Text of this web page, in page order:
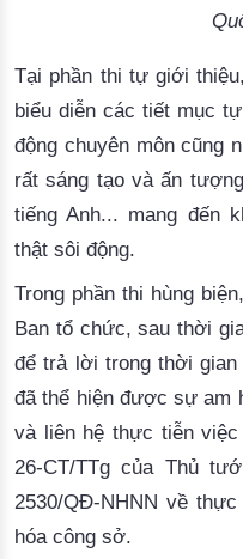
Tại phần thi tự giới
biểu diễn các tiết mục
động chuyên môn cũng
rất sáng tạo và ấn
tiếng Anh... mang đến
thật sôi động.
Trong phần thi hùng
Ban tổ chức, sau thời
để trả lời trong thời
đã thể hiện được sự am
và liên hệ thực tiễn
26-CT/TTg của Thủ
2530/QĐ-NHNN về
hóa công sở.